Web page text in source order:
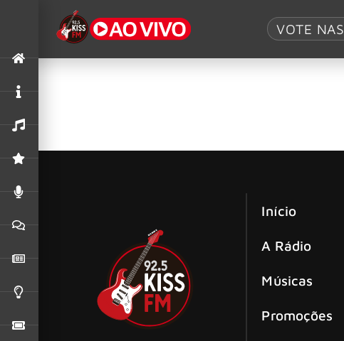
VOTE
Tag:Keane
Início
A Rádio
Músicas
Promoções